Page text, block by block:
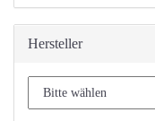
Hersteller